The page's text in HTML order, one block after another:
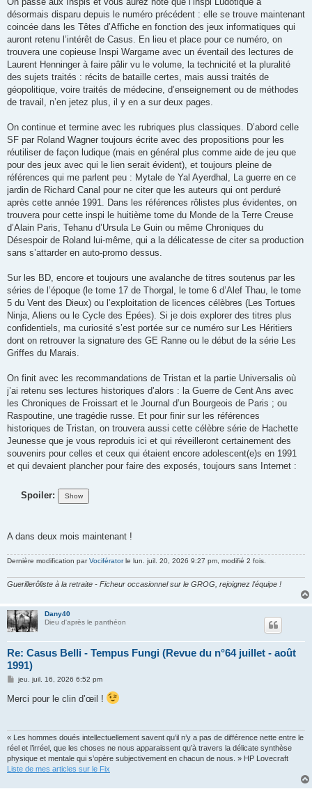
désormais disparu depuis le numéro précédent : elle se trouve maintenant
coincée dans les Têtes d’Affiche en fonction des jeux informatiques qui
auront retenu l’intérêt de Casus. En lieu et place pour ce numéro, on
trouvera une copieuse Inspi Wargame avec un éventail des lectures de
Laurent Henninger à faire pâlir vu le volume, la technicité et la pluralité
des sujets traités : récits de bataille certes, mais aussi traités de
géopolitique, voire traités de médecine, d’enseignement ou de méthodes
de travail, n’en jetez plus, il y en a sur deux pages.
On continue et termine avec les rubriques plus classiques. D’abord celle
SF par Roland Wagner toujours écrite avec des propositions pour les
réutiliser de façon ludique (mais en général plus comme aide de jeu que
pour des jeux avec qui le lien serait évident), et toujours pleine de
références qui me parlent peu : Mytale de Yal Ayerdhal, La guerre en ce
jardin de Richard Canal pour ne citer que les auteurs qui ont perduré
après cette année 1991. Dans les références rôlistes plus évidentes, on
trouvera pour cette inspi le huitième tome du Monde de la Terre Creuse
d’Alain Paris, Tehanu d’Ursula Le Guin ou même Chroniques du
Désespoir de Roland lui-même, qui a la délicatesse de citer sa production
sans s’attarder en auto-promo dessus.
Sur les BD, encore et toujours une avalanche de titres soutenus par les
séries de l’époque (le tome 17 de Thorgal, le tome 6 d’Alef Thau, le tome
5 du Vent des Dieux) ou l’exploitation de licences célèbres (Les Tortues
Ninja, Aliens ou le Cycle des Epées). Si je dois explorer des titres plus
confidentiels, ma curiosité s’est portée sur ce numéro sur Les Héritiers
dont on retrouver la signature des GE Ranne ou le début de la série Les
Griffes du Marais.
On finit avec les recommandations de Tristan et la partie Universalis où
j’ai retenu ses lectures historiques d’alors : la Guerre de Cent Ans avec
les Chroniques de Froissart et le Journal d’un Bourgeois de Paris ; ou
Raspoutine, une tragédie russe. Et pour finir sur les références
historiques de Tristan, on trouvera aussi cette célèbre série de Hachette
Jeunesse que je vous reproduis ici et qui réveilleront certainement des
souvenirs pour celles et ceux qui étaient encore adolescent(e)s en 1991
et qui devaient plancher pour faire des exposés, toujours sans Internet :
Spoiler:
A dans deux mois maintenant !
Dernière modification parVocifératorle lun. juil. 20, 2026 9:27 pm, modifié 2 fois.
Guerillerôliste à la retraite - Ficheur occasionnel sur le GROG, rejoignez l'équipe !
Dany40
Dieu d'après le panthéon
Re: Casus Belli - Tempus Fungi (Revue du n°64 juillet - août
1991)
M
s
jeu. juil. 16, 2026 6:52 pm
Merci pour le clin d’œil !
« Les hommes doués intellectuellement savent qu’il n’y a pas de différence nette entre le
réel et l’irréel, que les choses ne nous apparaissent qu’à travers la délicate synthèse
physique et mentale qui s’opère subjectivement en chacun de nous. » HP Lovecraft
Liste de mes articles sur le Fix